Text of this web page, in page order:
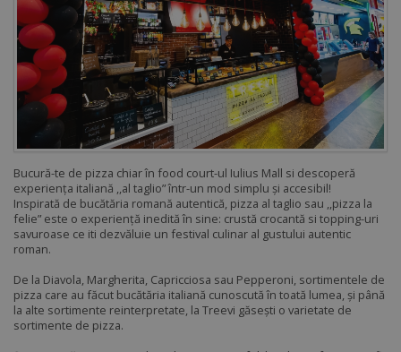
Bucură-te de pizza chiar în food court-ul Iulius Mall si descoperă
experiența italiană ,,al taglio” într-un mod simplu și accesibil!
Inspirată de bucătăria romană autentică, pizza al taglio sau ,,pizza la
felie” este o experiență inedită în sine: crustă crocantă si topping-uri
savuroase ce iti dezvăluie un festival culinar al gustului autentic
roman.
De la Diavola, Margherita, Capricciosa sau Pepperoni, sortimentele de
pizza care au făcut bucătăria italiană cunoscută în toată lumea, și până
la alte sortimente reinterpretate, la Treevi găsești o varietate de
sortimente de pizza.